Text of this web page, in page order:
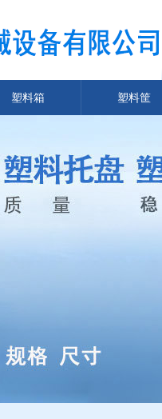
塑料箱 塑料筐